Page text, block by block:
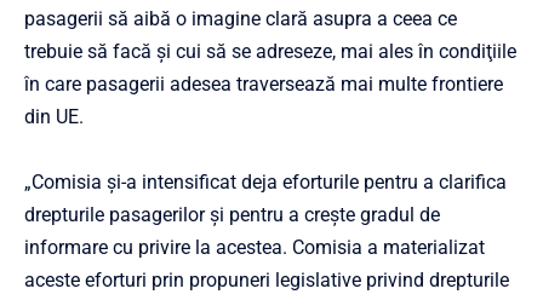
pasagerii să aibă o imagine clară asupra a ceea ce
trebuie să facă şi cui să se adreseze, mai ales în condiţiile
în care pasagerii adesea traversează mai multe frontiere
din UE.
„Comisia şi-a intensificat deja eforturile pentru a clarifica
drepturile pasagerilor şi pentru a creşte gradul de
informare cu privire la acestea. Comisia a materializat
aceste eforturi prin propuneri legislative privind drepturile